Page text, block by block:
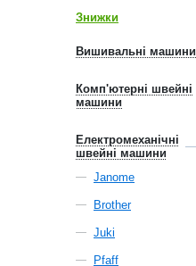
Знижки
Вишивальні машини
Комп'ютерні швейні
машини
Електромеханічні
швейні машини
Janome
Brother
Juki
Pfaff